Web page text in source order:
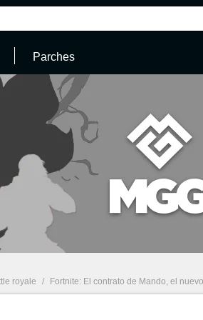
Parches
royale / Fortnite: El contrato de Mando, el nuevo modo temporal que te